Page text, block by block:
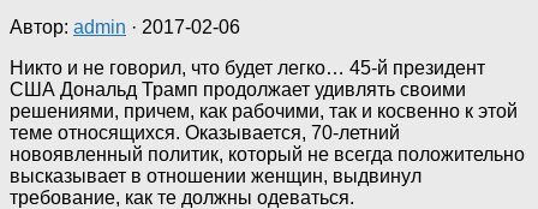
Автор: admin · 2017-02-06
Никто и не говорил, что будет легко… 45-й президент
США Дональд Трамп продолжает удивлять своими
решениями, причем, как рабочими, так и косвенно к этой
теме относящихся. Оказывается, 70-летний
новоявленный политик, который не всегда положительно
высказывает в отношении женщин, выдвинул
требование, как те должны одеваться.